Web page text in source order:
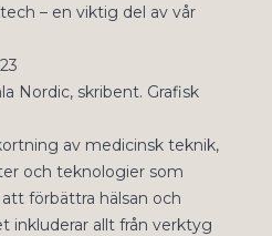
– en viktig del av vår
Nordic, skribent. Grafisk
av medicinsk teknik,
och teknologier som
förbättra hälsan och
inkluderar allt från verktyg